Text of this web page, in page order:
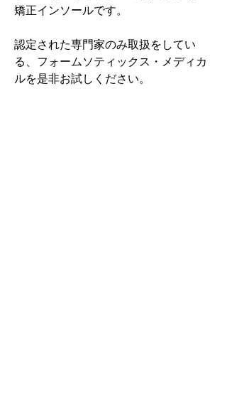
矯正インソールです。
認定された専門家のみ取扱をしてい
る、フォームソティックス・メディカ
ルを是非お試しください。